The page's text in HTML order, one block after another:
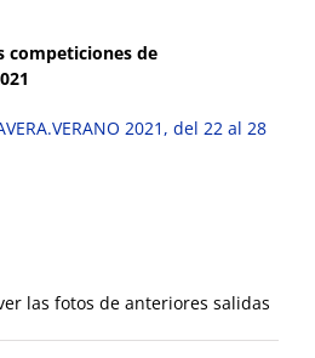
competiciones de
2021, del 22 al 28
las fotos de anteriores salidas